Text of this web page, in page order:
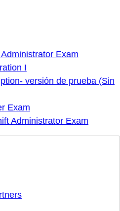
Exam
I
versión de prueba (Sin
Exam
Administrator Exam